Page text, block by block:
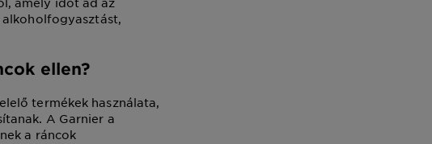
ellen?
termékek használata,
A Garnier a
a ráncok